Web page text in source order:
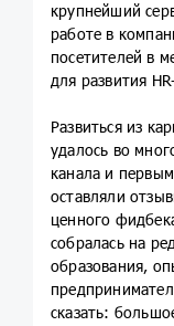
крупнейший
работе в
посетителей в
для развития
Развиться из
удалось во
канала и
оставляли
ценного
собралась на
образования,
сказать: